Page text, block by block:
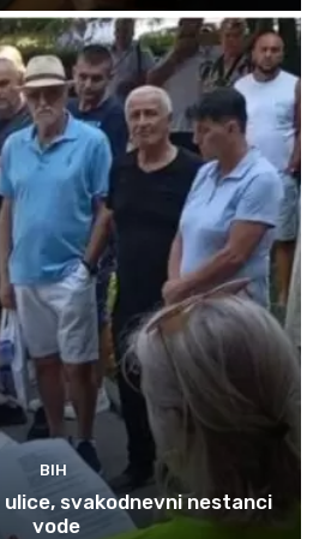
BIH
ulice, svakodnevni nestanci
vode